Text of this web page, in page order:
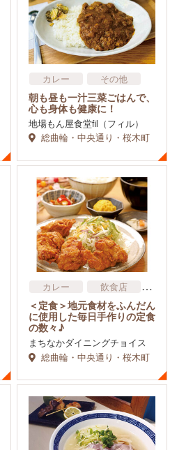
カレー その他
朝も昼も一汁三菜ごはんで、
心も身体も健康に！
地場もん屋食堂fil（フィル）
総曲輪・中央通り・桜木町
カレー
飲食店
その他
＜定食＞地元食材をふんだん
に使用した毎日手作りの定食
の数々♪
まちなかダイニングチョイス
総曲輪・中央通り・桜木町